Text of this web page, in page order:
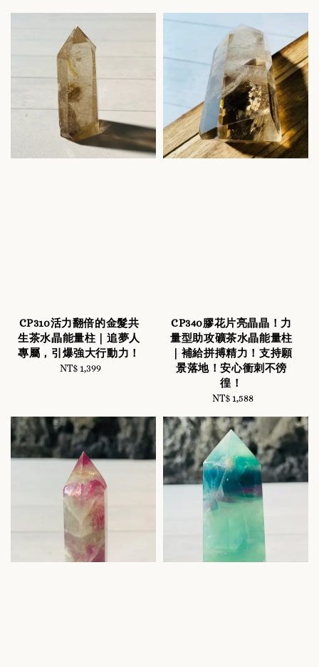
CP310活力翻倍的金髮共
生茶水晶能量柱｜追夢人
專屬，引爆強大行動力！
Regular
NT$ 1,399
CP340膠花片亮晶晶！力
量型助攻礦茶水晶能量柱
｜補給拼搏精力！支持願
景落地！安心衝刺不徬
徨！
Regular
NT$ 1,588